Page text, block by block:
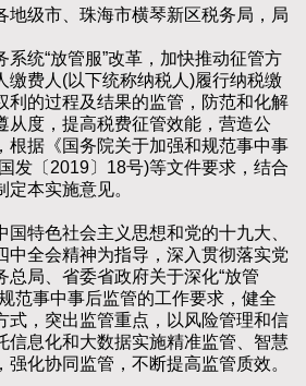
地级市、珠海市横琴新区税务局，局
统“放管服”改革，加快推动征管方
缴费人(以下统称纳税人)履行纳税缴
利的过程及结果的监管，防范和化解
从度，提高税费征管效能，营造公
根据《国务院关于加强和规范事中事
发〔2019〕18号)等文件要求，结合
本实施意见。
特色社会主义思想和党的十九大、
中全会精神为指导，深入贯彻落实党
总局、省委省政府关于深化“放管
范事中事后监管的工作要求，健全
式，突出监管重点，以风险管理和信
信息化和大数据实施精准监管、智慧
强化协同监管，不断提高监管质效。